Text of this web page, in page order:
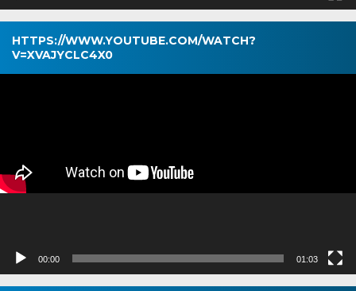
HTTPS://WWW.YOUTUBE.COM/WATCH?
V=XVAJYCLC4X0
Pemutar
00:00 01:03